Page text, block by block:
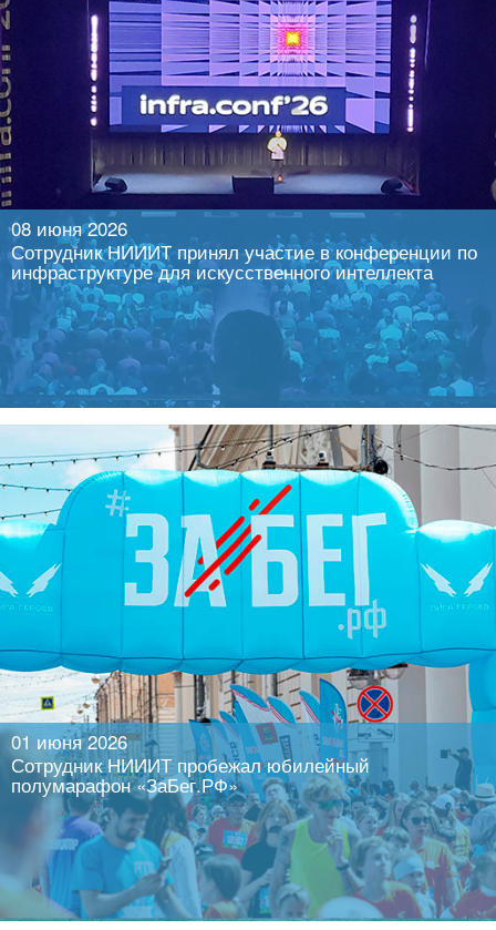
Читать далее
08 июня 2026
Сотрудник НИИИТ принял участие в конференции по
инфраструктуре для искусственного интеллекта
Читать далее
01 июня 2026
Сотрудник НИИИТ пробежал юбилейный
полумарафон «ЗаБег.РФ»